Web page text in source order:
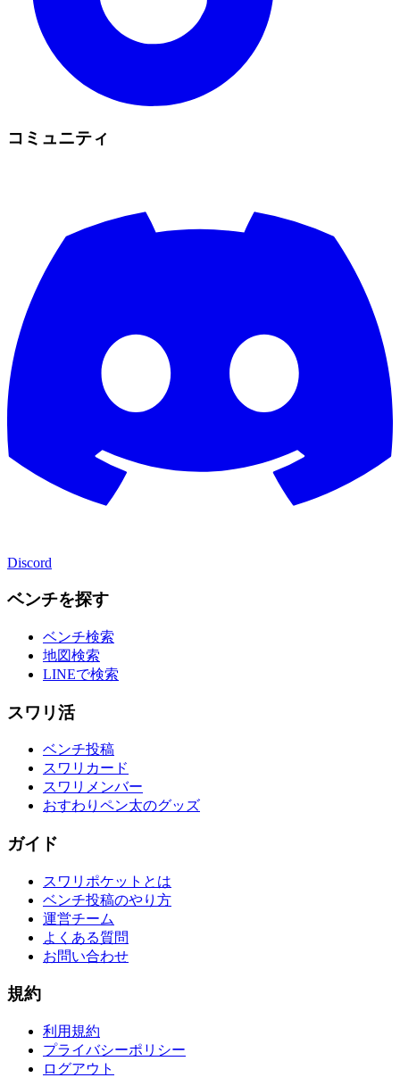
コミュニティ
Discord
ベンチを探す
ベンチ検索
地図検索
LINEで検索
スワリ活
ベンチ投稿
スワリカード
スワリメンバー
おすわりペン太のグッズ
ガイド
スワリポケットとは
ベンチ投稿のやり方
運営チーム
よくある質問
お問い合わせ
規約
利用規約
プライバシーポリシー
ログアウト